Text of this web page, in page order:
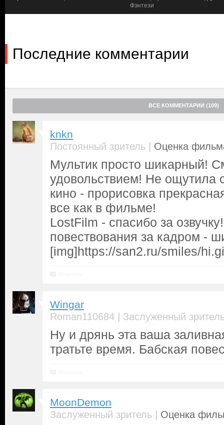
этого Фрека предлагает кандидатуру своего сына Вульфа,
стремление Фреки в будущем захватить его трон. И простой
Фэнтези
Последние комментарии
ВСЕ КОММЕНТАРИИ (109)
knkn
Постоянный зритель | Оценка
Мультик просто шикарный!
удовольствием! Не ощутила
кино - прорисовка
все как в фильме!
LostFilm - спасибо за
повествования за кадром -
[img]https://san2.ru/smiles/
Wingar
Roman110684 | Заслуженный
Ну и дрянь эта ваша
тратьте время. Бабская
MoonDemon
Заслуженный зритель | Оценка